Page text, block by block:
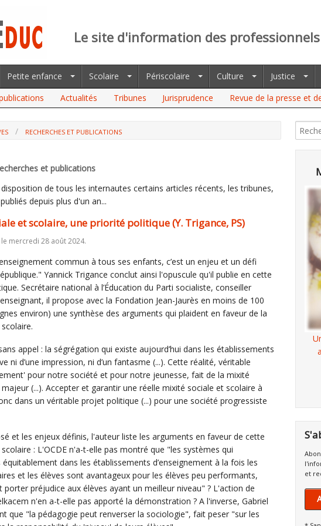
Le site d'information des
Petite enfance Scolaire Périscolaire Culture Justice
Actualités Tribunes Jurisprudence Revue de la presse et
RECHERCHES ET PUBLICATIONS
et publications
de tous les internautes certains articles récents, les tribunes,
depuis plus d'un an...
et scolaire, une priorité politique (Y. Trigance, PS)
le mercredi 28 août 2024.
commun à tous ses enfants, c’est un enjeu et un défi
Yannick Trigance conclut ainsi l'opuscule qu'il publie en cette
Secrétaire national à l’Éducation du Parti socialiste, conseiller
il propose avec la Fondation Jean-Jaurès en moins de 100
environ) une synthèse des arguments qui plaident en faveur de la
appel : la ségrégation qui existe aujourd’hui dans les établissements
ni d’une impression, ni d’un fantasme (...). Cette réalité, véritable
pour notre société et pour notre jeunesse, fait de la mixité
(...). Accepter et garantir une réelle mixité sociale et scolaire à
dans un véritable projet politique (...) pour une société progressiste
et les enjeux définis, l'auteur liste les arguments en faveur de cette
: L'OCDE n'a-t-elle pas montré que "les systèmes qui
dans les établissements d’enseignement à la fois les
et les élèves sont avantageux pour les élèves peu performants,
porter préjudice aux élèves ayant un meilleur niveau" ? L'action de
n'en a-t-elle pas apporté la démonstration ? A l'inverse, Gabriel
que "la pédagogie peut renverser la sociologie", fait peser "sur les
et